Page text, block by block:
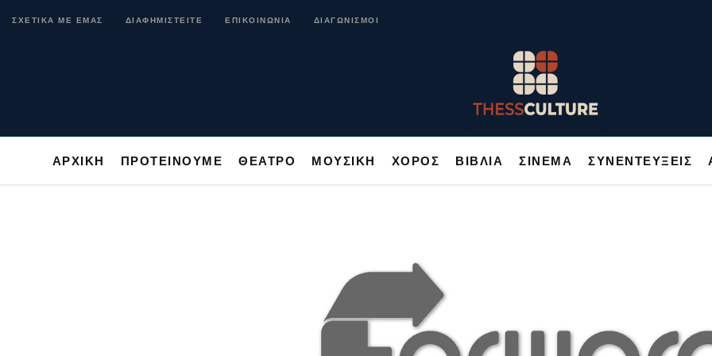
ΣΧΕΤΙΚΑ ΜΕ ΕΜΑΣ ΔΙΑΦΗΜΙΣΤΕΙΤΕ ΕΠΙΚΟΙΝΩΝΙΑ ΔΙΑΓΩΝΙΣΜΟΙ
ΑΡΧΙΚΗ ΠΡΟΤΕΙΝΟΥΜΕ ΘΕΑΤΡΟ ΜΟΥΣΙΚΗ ΧΟΡΟΣ ΒΙΒΛΙΑ ΣΙΝΕΜΑ ΣΥΝΕΝΤΕΥΞΕΙΣ
ΑΡΧΙΚΗ ΠΡΟΤΕΙΝΟΥΜΕ ΘΕΑΤΡΟ ΜΟΥΣΙΚΗ